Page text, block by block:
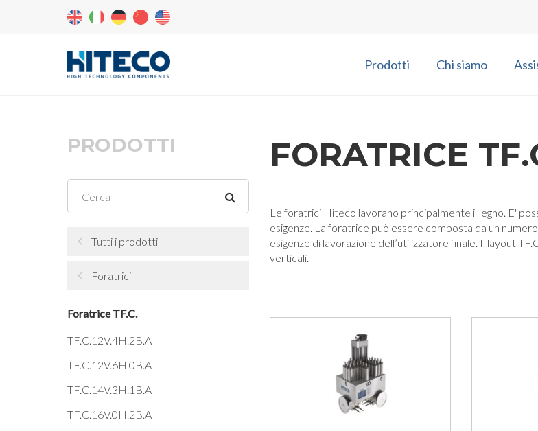
Prodotti Chi siamo
PRODOTTI
Tutti i prodotti
Foratrici
Foratrice TF.C.
TF.C.12V.4H.2B.A
TF.C.12V.6H.0B.A
TF.C.14V.3H.1B.A
TF.C.16V.0H.2B.A
FORATRICE
Le foratrici Hiteco lavorano principalmente il legno. E'
esigenze. La foratrice può essere composta da un
esigenze di lavorazione dell’utilizzatore finale. Il layout
verticali.